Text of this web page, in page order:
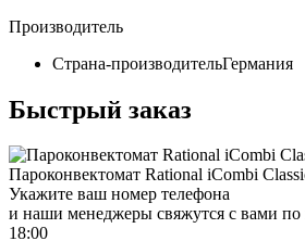
Производитель
Страна-производительГермания
Быстрый заказ
Пароконвектомат Rational iCombi
Укажите ваш номер телефона
и наши менеджеры свяжутся с вами по
18:00